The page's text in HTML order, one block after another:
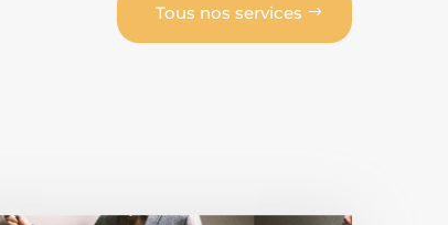
Tous nos services